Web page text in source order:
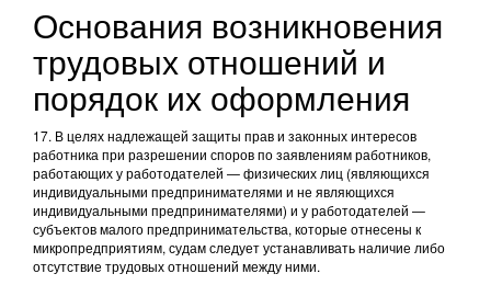
Основания возникновения
трудовых отношений и
порядок их оформления
17. В целях надлежащей защиты прав и законных интересов
работника при разрешении споров по заявлениям работников,
работающих у работодателей — физических лиц (являющихся
индивидуальными предпринимателями и не являющихся
индивидуальными предпринимателями) и у работодателей —
субъектов малого предпринимательства, которые отнесены к
микропредприятиям, судам следует устанавливать наличие либо
отсутствие трудовых отношений между ними.